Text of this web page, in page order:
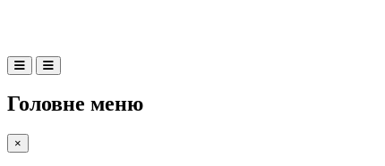
Головне меню
×